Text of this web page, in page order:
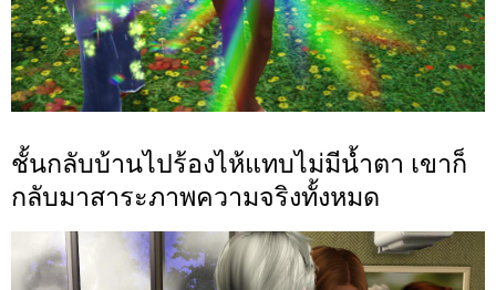
ชั้นกลับบ้านไปร้องไห้แทบไม่มีน้ำตา เขาก็
กลับมาสาระภาพความจริงทั้งหมด